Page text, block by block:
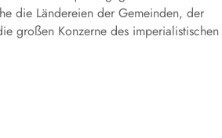
die Ländereien der Gemeinden, der
großen Konzerne des imperialistischen